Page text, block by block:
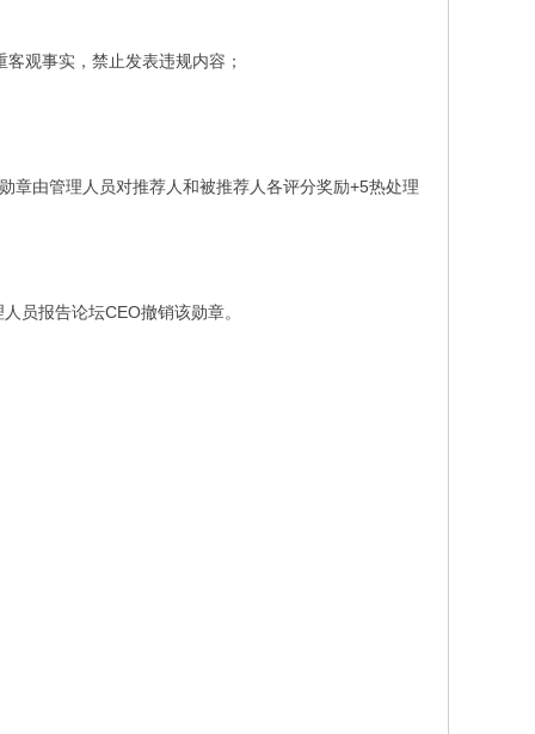
观事实，禁止发表违规内容；
由管理人员对推荐人和被推荐人各评分奖励+5热处理
员报告论坛CEO撤销该勋章。